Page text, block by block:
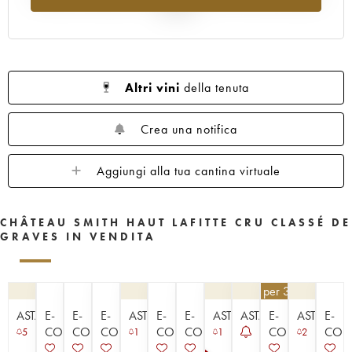
Altri vini della tenuta
Crea una notifica
Aggiungi alla tua cantina virtuale
CHÂTEAU SMITH HAUT LAFITTE CRU CLASSÉ DE
GRAVES IN VENDITA
ASTA
5
E-
COMMERCE
E-
COMMERCE
E-
COMMERCE
ASTA
1
E-
COMMERCE
E-
COMMERCE
ASTA
1
ASTA
per 3 | - 10%
E-
COMMERCE
ASTA
2
E-